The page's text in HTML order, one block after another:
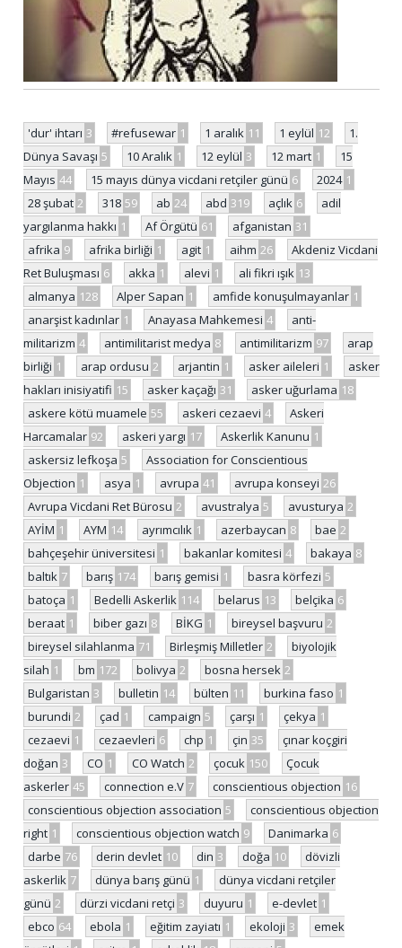
'dur' ihtarı 3 #refusewar 1 1 aralık 11 1 eylül 12
1.
Dünya Savaşı 5 10 Aralık 1 12 eylül 3 12 mart 1
15
Mayıs 44 15 mayıs dünya vicdani retçiler günü 6 2024 1
28 şubat 2 318 59 ab 24 abd 319 açlık 6
adil
yargılanma hakkı 1 Af Örgütü 61 afganistan 31
afrika 9 afrika birliği 1 agit 1 aihm 26
Akdeniz Vicdani
Ret Buluşması 6 akka 1 alevi 1 ali fikri ışık 13
almanya 128 Alper Sapan 1 amfide konuşulmayanlar 1
anarşist kadınlar 1 Anayasa Mahkemesi 4
anti-
militarizm 4 antimilitarist medya 8 antimilitarizm 97
arap
birliği 1 arap ordusu 2 arjantin 1 asker aileleri 1
asker
hakları inisiyatifi 15 asker kaçağı 31 asker uğurlama 18
askere kötü muamele 55 askeri cezaevi 4
Askeri
Harcamalar 92 askeri yargı 17 Askerlik Kanunu 1
askersiz lefkoşa 5
Association for Conscientious
Objection 1 asya 1 avrupa 41 avrupa konseyi 26
Avrupa Vicdani Ret Bürosu 2 avustralya 5 avusturya 2
AYİM 1 AYM 14 ayrımcılık 1 azerbaycan 8 bae 2
bahçeşehir üniversitesi 1 bakanlar komitesi 4 bakaya 8
baltık 7 barış 174 barış gemisi 1 basra körfezi 5
batoça 1 Bedelli Askerlik 114 belarus 13 belçika 6
beraat 1 biber gazı 8 BİKG 1 bireysel başvuru 2
bireysel silahlanma 71 Birleşmiş Milletler 2
biyolojik
silah 1 bm 172 bolivya 2 bosna hersek 2
Bulgaristan 3 bulletin 14 bülten 11 burkina faso 1
burundi 2 çad 1 campaign 5 çarşı 1 çekya 1
cezaevi 1 cezaevleri 6 chp 1 çin 35
çınar koçgiri
doğan 3 CO 1 CO Watch 2 çocuk 150
Çocuk
askerler 45 connection e.V 7 conscientious objection 16
conscientious objection association 5
conscientious objection
right 1 conscientious objection watch 9 Danimarka 6
darbe 76 derin devlet 10 din 3 doğa 10
dövizli
askerlik 7 dünya barış günü 1
dünya vicdani retçiler
günü 2 dürzi vicdani retçi 3 duyuru 1 e-devlet 1
ebco 64 ebola 1 eğitim zayiatı 1 ekoloji 3
emek